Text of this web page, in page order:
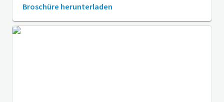
Broschüre herunterladen